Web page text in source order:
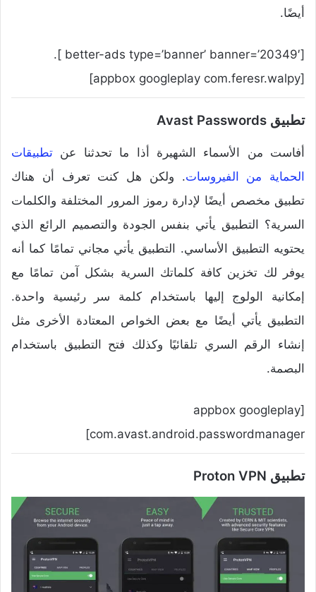
أيضًا.
[better-ads type=’banner’ banner=’20349′ ].
[appbox googleplay com.feresr.walpy]
تطبيق Avast Passwords
أفاست من الأسماء الشهيرة أذا ما تحدثنا عن تطبيقات
الحماية من الفيروسات. ولكن هل كنت تعرف أن هناك
تطبيق مخصص أيضًا لإدارة رموز المرور المختلفة والكلمات
السرية؟ التطبيق يأتي بنفس الجودة والتصميم الرائع الذي
يحتويه التطبيق الأساسي. التطبيق يأتي مجاني تمامًا كما أنه
يوفر لك تخزين كافة كلماتك السرية بشكل آمن تمامًا مع
إمكانية الولوج إليها باستخدام كلمة سر رئيسية واحدة.
التطبيق يأتي أيضًا مع بعض الخواص المعتادة الأخرى مثل
إنشاء الرقم السري تلقائيًا وكذلك فتح التطبيق باستخدام
البصمة.
[appbox googleplay
com.avast.android.passwordmanager]
تطبيق Proton VPN